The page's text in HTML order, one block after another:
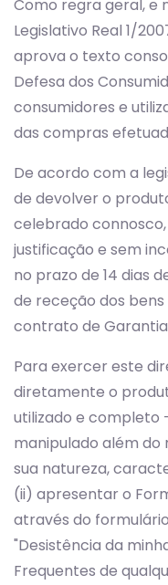
Como regra geral, e
Legislativo Real 1/
aprova o texto
Defesa dos
consumidores e
das compras
De acordo com a
de devolver o
celebrado
justificação e sem
no prazo de 14 dias
de receção dos
contrato de
Para exercer este
diretamente o
utilizado e completo
manipulado além
sua natureza,
(ii) apresentar o
através do
"Desistência da
Frequentes de